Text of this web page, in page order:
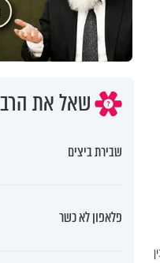
שאל את הרב
שבירת ביצים
פלאפון לא כשר